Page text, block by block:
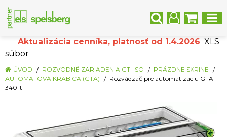
Aktualizácia cenníka, platnosť od 1.4.2026 XLS
súbor
ÚVOD ROZVODNÉ ZARIADENIA GTI ISO
PRÁZDNE SKRINE
AUTOMATOVÁ KRABICA (GTA)
Rozvádzač pre automatizáciu GTA
340-t